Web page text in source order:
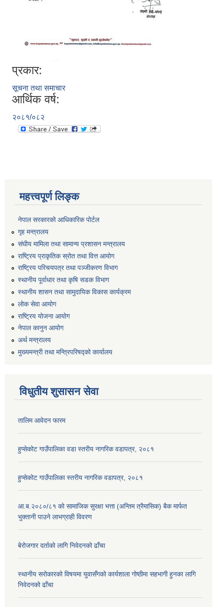
प्रकार:
सूचना तथा समाचार
आर्थिक वर्ष:
२०८१/०८२
महत्त्वपूर्ण लिङ्क
नेपाल सरकारको आधिकारिक पोर्टल
गृह मन्त्रालय
संघीय मामिला तथा सामान्य प्रशासन मन्त्रालय
राष्ट्रिय प्राकृतिक स्रोत तथा वित्त आयोग
राष्ट्रिय परिचयपत्र तथा पञ्जीकरण विभाग
स्थानीय पूर्वाधार तथा कृषि सडक विभाग
स्थानीय शासन तथा सामुदायिक विकास कार्यक्रम
लोक सेवा आयोग
राष्ट्रिय योजना आयोग
नेपाल कानुन आयोग
अर्थ मन्त्रालय
मुख्यमन्त्री तथा मन्त्रिपरिषद्को कार्यालय
विधुतीय शुसासन सेवा
तालिम आवेदन फारम
हुप्सेकोट गाउँपालिका वडा स्तरीय नागरिक वडापत्र, २०८१
हुप्सेकोट गाउँपालिका स्तरीय नागरिक वडापत्र, २०८१
आ.ब.२०८०/८१ काे सामाजिक सुरक्षा भत्ता (अन्तिम त्रैमासिक) बैक मार्फत
भुक्तानी पाउने लाभग्राही विवरण
बेरोजगार दर्ताको लागि निवेदनको ढाँचा
स्थानीय सरोकारको विषयमा युवासँगको कार्यशाला गोष्ठीमा सहभागी हुनका लागि
निवेदनको ढाँचा